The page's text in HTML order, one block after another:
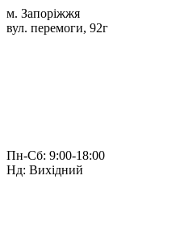
м. Запоріжжя
вул. перемоги, 92г
Пн-Сб: 9:00-18:00
Нд: Вихідний